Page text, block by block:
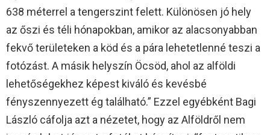
638 méterrel a tengerszint felett. Különösen jó hely
az őszi és téli hónapokban, amikor az alacsonyabban
fekvő területeken a köd és a pára lehetetlenné teszi a
fotózást. A másik helyszín Öcsöd, ahol az alföldi
lehetőségekhez képest kiváló és kevésbé
fényszennyezett ég található.” Ezzel egyébként Bagi
László cáfolja azt a nézetet, hogy az Alföldről nem